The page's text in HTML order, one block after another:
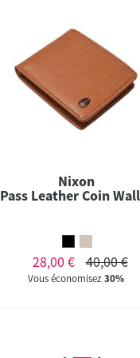
Nixon
Pass Leather Coin
28,00 € 40,00 €
Vous économisez30%